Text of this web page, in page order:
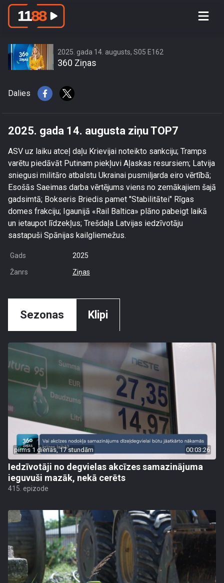
2025. gada 14. augusts, S05 E162
360 Ziņas
Dalies
2025. gada 14. augusta ziņu TOP7
ASV uz laiku atceļ daļu Krievijai noteikto sankciju; Tramps
varētu piedāvāt Putinam piekļuvi Aļaskas resursiem; Latvija
sniegusi militāro atbalstu Ukrainai pusmiljarda eiro vērtībā;
Esošās Saeimas darba vērtējums viens no zemākajiem šajā
gadsimtā; Bokseris Briedis pamet "Stabilitātei" Rīgas
domes frakciju; Igaunijā «Rail Baltica» plāno pabeigt laikā
un ietaupot līdzekļus; Trešdaļa Latvijas iedzīvotāju
sastapuši Spānijas kailgliemežus.
Gads 2025
Žanrs Ziņas
Sezonas Klipi
pirms 1 dienas, 17 stundām 00:03:26
Iedzīvotāji no degvielas akcīzes samazinājuma
ieguvuši mazāk, nekā cerēts
415. epizode